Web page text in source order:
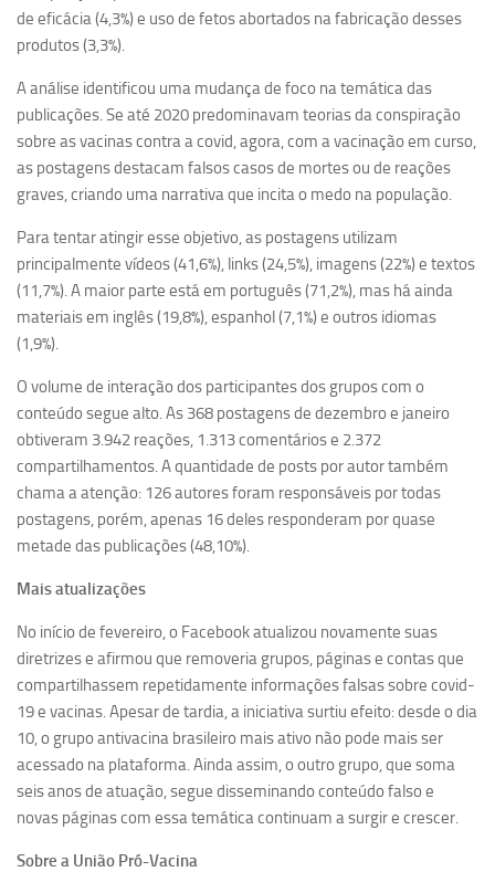
Revista Estudos Avançados
Espaço Cultural
Contato
Newsletter
de eficácia (4,3%) e uso de fetos abortados na fabricação desses
produtos (3,3%).
A análise identificou uma mudança de foco na temática das
publicações. Se até 2020 predominavam teorias da conspiração
sobre as vacinas contra a covid, agora, com a vacinação em curso,
as postagens destacam falsos casos de mortes ou de reações
graves, criando uma narrativa que incita o medo na população.
Para tentar atingir esse objetivo, as postagens utilizam
principalmente vídeos (41,6%), links (24,5%), imagens (22%) e textos
(11,7%). A maior parte está em português (71,2%), mas há ainda
materiais em inglês (19,8%), espanhol (7,1%) e outros idiomas
(1,9%).
O volume de interação dos participantes dos grupos com o
conteúdo segue alto. As 368 postagens de dezembro e janeiro
obtiveram 3.942 reações, 1.313 comentários e 2.372
compartilhamentos. A quantidade de posts por autor também
chama a atenção: 126 autores foram responsáveis por todas
postagens, porém, apenas 16 deles responderam por quase
metade das publicações (48,10%).
Mais atualizações
No início de fevereiro, o Facebook atualizou novamente suas
diretrizes e afirmou que removeria grupos, páginas e contas que
compartilhassem repetidamente informações falsas sobre covid-
19 e vacinas. Apesar de tardia, a iniciativa surtiu efeito: desde o dia
10, o grupo antivacina brasileiro mais ativo não pode mais ser
acessado na plataforma. Ainda assim, o outro grupo, que soma
seis anos de atuação, segue disseminando conteúdo falso e
novas páginas com essa temática continuam a surgir e crescer.
Sobre a União Pró-Vacina